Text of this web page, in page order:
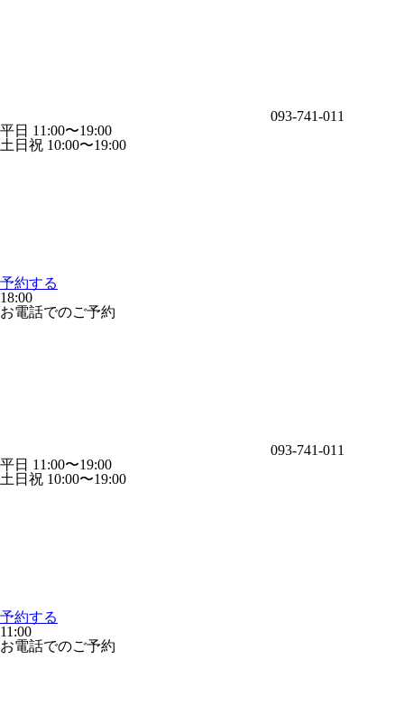
093-741-011
平日 11:00〜19:00
土日祝 10:00〜19:00
予約する
18:00
お電話でのご予約
093-741-011
平日 11:00〜19:00
土日祝 10:00〜19:00
予約する
11:00
お電話でのご予約